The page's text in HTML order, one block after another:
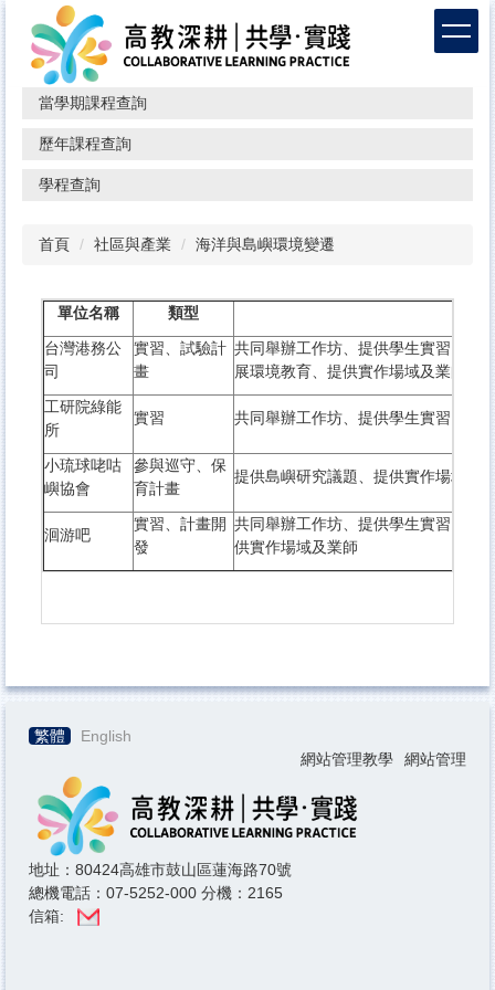
當學期課程查詢
歷年課程查詢
學程查詢
首頁 社區與產業 海洋與島嶼環境變遷
單位名稱
類型
台灣港務公
司
實習、試驗計
畫
共同舉辦工作坊、提供學生實習、與
展環境教育、提供實作場域及業師
工研院綠能
所
實習 共同舉辦工作坊、提供學生實習
小琉球咾咕
嶼協會
參與巡守、保
育計畫
提供島嶼研究議題、提供實作場域及
洄游吧
實習、計畫開
發
共同舉辦工作坊、提供學生實習、與
供實作場域及業師
繁體
English
網站管理
網站管理教學
地址：80424高雄市鼓山區蓮海路70號
總機電話：07-5252-000 分機：2165
信箱: